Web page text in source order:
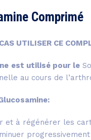
Comprimé
UTILISER CE
est utilisé pour le
au cours de
et à régénérer les